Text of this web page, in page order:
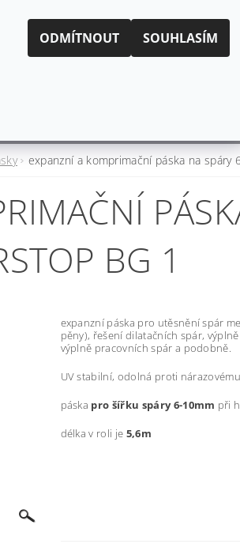
expanzní a komprimační páska na spáry
BG 1
expanzní páska pro utěsnění spár
pěny), řešení dilatačních spár,
výplně pracovních spár a podobně.
UV stabilní, odolná proti
páska pro šířku spáry 6-10mm při
délka v roli je 5,6m
ODMÍTNOUT SOUHLASÍM